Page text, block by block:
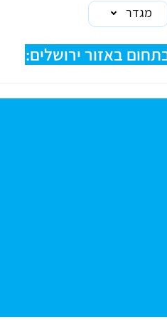
מגדר
באזור ירושלים: